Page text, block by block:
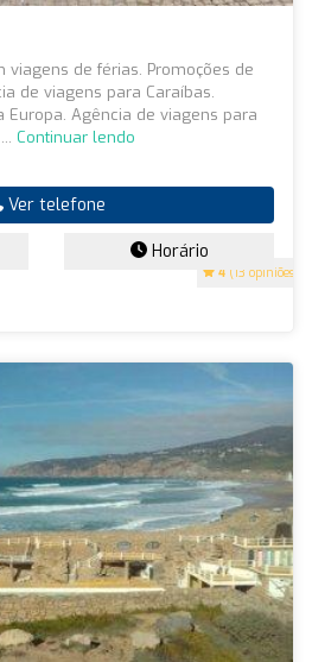
4 (13 opiniões)
viagens de férias. Promoções de
de viagens para Caraíbas.
Europa. Agência de viagens para
Continuar lendo
Ver telefone
Horário